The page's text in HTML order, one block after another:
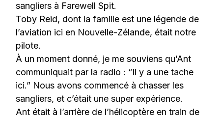
sangliers à Farewell Spit.
Toby Reid, dont la famille est une légende de
l’aviation ici en Nouvelle-Zélande, était notre
pilote.
À un moment donné, je me souviens qu’Ant
communiquait par la radio : “Il y a une tache
ici.” Nous avons commencé à chasser les
sangliers, et c’était une super expérience.
Ant était à l’arrière de l’hélicoptère en train de